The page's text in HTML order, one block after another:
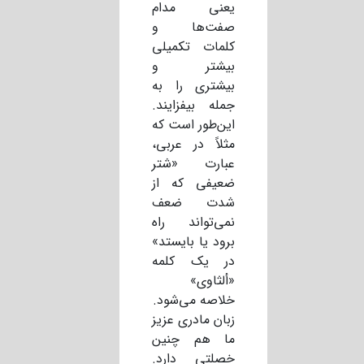
یعنی مدام
صفت‌ها و
کلمات تکمیلی
بیشتر و
بیشتری را به
جمله بیفزایند.
این‌طور است که
مثلاً در عربی،
عبارت «شتر
ضعیفی که از
شدت ضعف
نمی‌تواند راه
برود یا بایستد»
در یک کلمه
«ألثاوی»
خلاصه می‌شود.
زبان مادری عزیز
ما هم چنین
خصلتی دارد.